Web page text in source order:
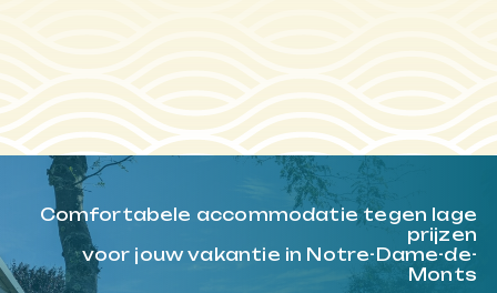
Comfortabele accommodatie tegen lage
prijzen
voor jouw vakantie in Notre-Dame-de-
Monts